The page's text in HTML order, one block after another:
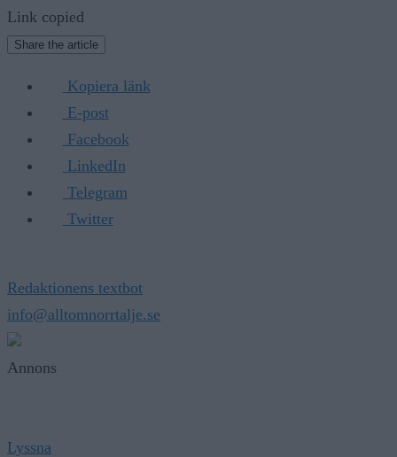
Link copied
Share the article
Kopiera länk
E-post
Facebook
LinkedIn
Telegram
Twitter
Redaktionens textbot
info@alltomnorrtalje.se
Annons
Lyssna